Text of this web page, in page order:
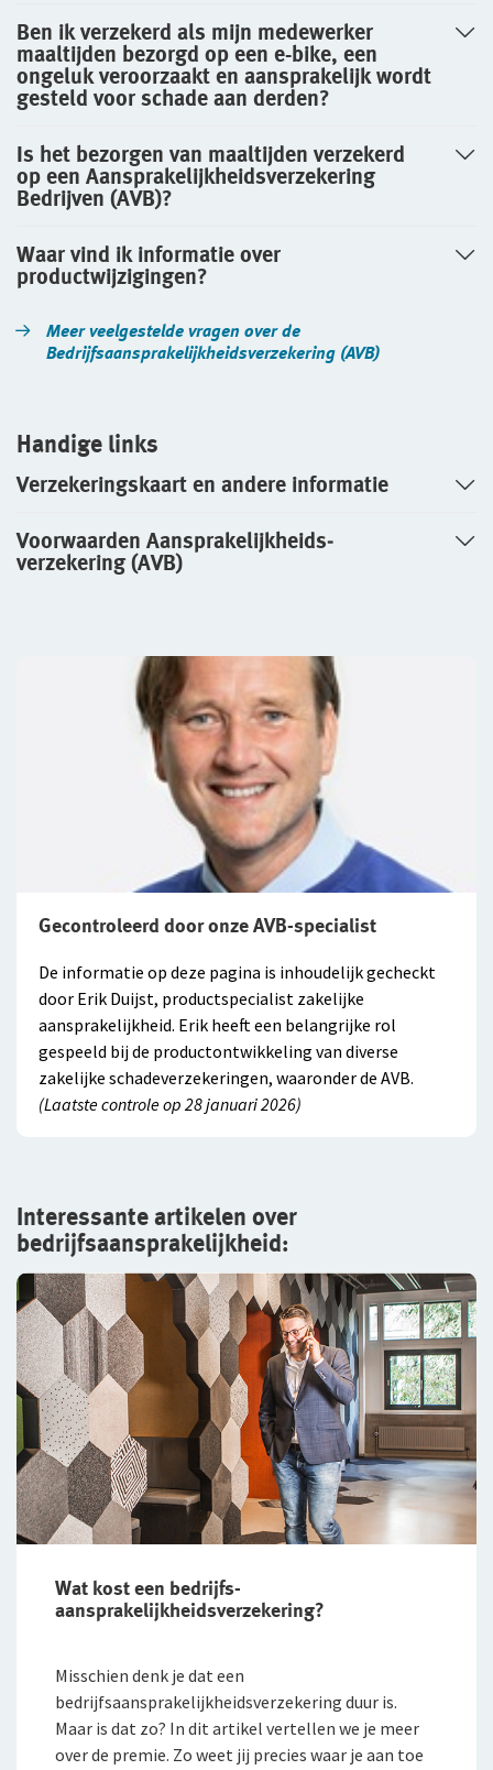
Ben ik verzekerd als mijn medewerker
maaltijden bezorgd op een e-bike, een
ongeluk veroorzaakt en aansprakelijk wordt
gesteld voor schade aan derden?
Is het bezorgen van maaltijden verzekerd
op een Aansprakelijkheidsverzekering
Bedrijven (AVB)?
Waar vind ik informatie over
productwijzigingen?
Meer veelgestelde vragen over de
Bedrijfsaansprakelijkheids­verzekering (AVB)
Handige links
Verzekeringskaart en andere informatie
Voorwaarden Aansprakelijkheids­
verzekering (AVB)
Gecontroleerd door onze AVB-specialist
De informatie op deze pagina is inhoudelijk gecheckt
door Erik Duijst, productspecialist zakelijke
aansprakelijkheid. Erik heeft een belangrijke rol
gespeeld bij de productontwikkeling van diverse
zakelijke schadeverzekeringen, waaronder de AVB.
(Laatste controle op 28 januari 2026)
Interessante artikelen over
bedrijfsaansprakelijkheid:
Wat kost een bedrijfs­
aansprakelijkheidsverzekering?
Misschien denk je dat een
bedrijfsaansprakelijkheidsverzekering duur is.
Maar is dat zo? In dit artikel vertellen we je meer
over de premie. Zo weet jij precies waar je aan toe